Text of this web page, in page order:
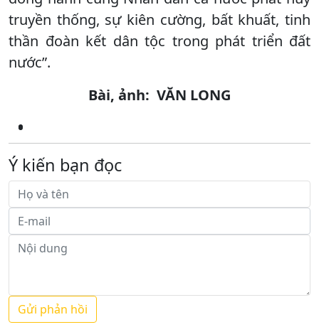
truyền thống, sự kiên cường, bất khuất, tinh
thần đoàn kết dân tộc trong phát triển đất
nước”.
Bài, ảnh: VĂN LONG
Ý kiến bạn đọc